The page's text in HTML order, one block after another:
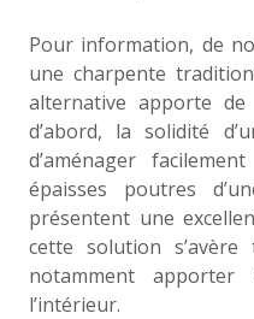
Pour information, de
une charpente
alternative apporte
d’abord, la solidité
d’aménager
épaisses poutres
présentent une
cette solution s’avère
notamment
l’intérieur.